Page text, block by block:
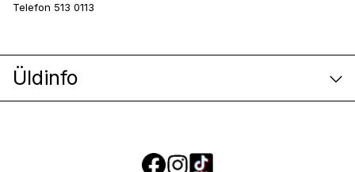
Telefon 513 0113
Üldinfo